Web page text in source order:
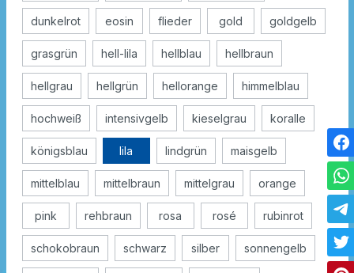
dunkelrot eosin flieder gold goldgelb
grasgrün hell-lila hellblau hellbraun
hellgrau hellgrün hellorange himmelblau
hochweiß intensivgelb kieselgrau koralle
königsblau lila lindgrün maisgelb
mittelblau mittelbraun mittelgrau orange
pink rehbraun rosa rosé rubinrot
schokobraun schwarz silber sonnengelb